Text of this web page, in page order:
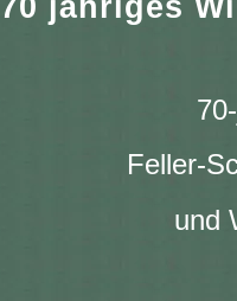
Feller-
und